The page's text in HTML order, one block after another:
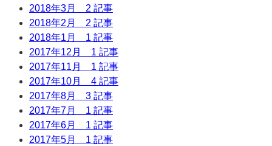
2018年3月 2 記事
2018年2月 2 記事
2018年1月 1 記事
2017年12月 1 記事
2017年11月 1 記事
2017年10月 4 記事
2017年8月 3 記事
2017年7月 1 記事
2017年6月 1 記事
2017年5月 1 記事